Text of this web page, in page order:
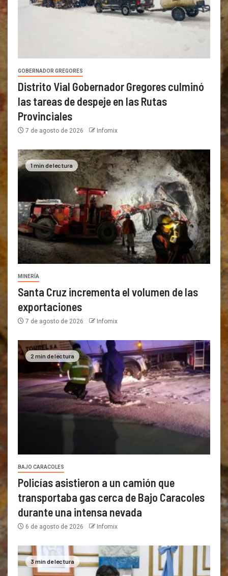
GOBERNADOR GREGORES
Distrito Vial Gobernador Gregores culminó
las tareas de despeje en las Rutas
Provinciales
7 de agosto de 2026 Infomix
1 min de lectura
MINERÍA
Santa Cruz incrementa el volumen de las
exportaciones
7 de agosto de 2026 Infomix
2 min de lectura
BAJO CARACOLES
Policías asistieron a un camión que
transportaba gas cerca de Bajo Caracoles
durante una intensa nevada
6 de agosto de 2026 Infomix
3 min de lectura